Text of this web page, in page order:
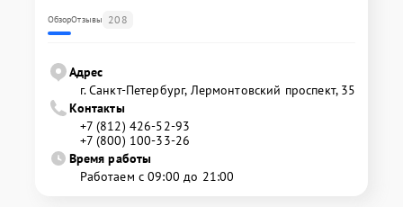
ОбзорОтзывы 208
Адрес
г. Санкт-Петербург, Лермонтовский проспект, 35
Контакты
+7 (812) 426-52-93
+7 (800) 100-33-26
Время работы
Работаем с 09:00 до 21:00